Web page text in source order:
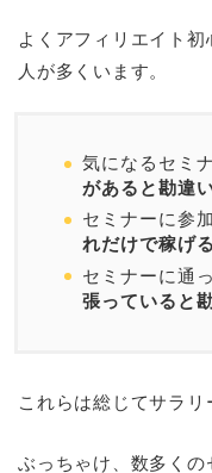
よくアフィリエイト
人が多くいます。
気になるセミ
があると勘違
セミナーに参
れだけで稼げ
セミナーに通
張っていると
これらは総じてサラリ
ぶっちゃけ、数多く